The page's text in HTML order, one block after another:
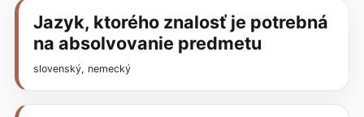
Jazyk, ktorého znalosť je potrebná
na absolvovanie predmetu
slovenský, nemecký